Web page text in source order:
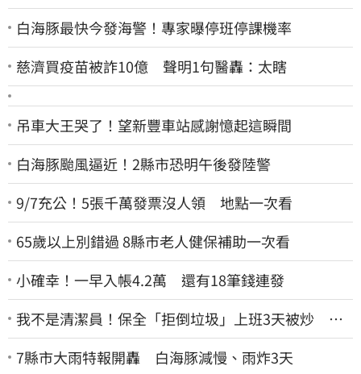
白海豚最快今發海警！專家曝停班停課機率
慈濟買疫苗被詐10億 聲明1句醫轟：太瞎
吊車大王哭了！望新豐車站感謝憶起這瞬間
白海豚颱風逼近！2縣市恐明午後發陸警
9/7充公！5張千萬發票沒人領 地點一次看
65歲以上別錯過 8縣市老人健保補助一次看
小確幸！一早入帳4.2萬 還有18筆錢連發
我不是清潔員！保全「拒倒垃圾」上班3天被炒 找
法院討公道結果出爐
7縣市大雨特報開轟 白海豚減慢、雨炸3天